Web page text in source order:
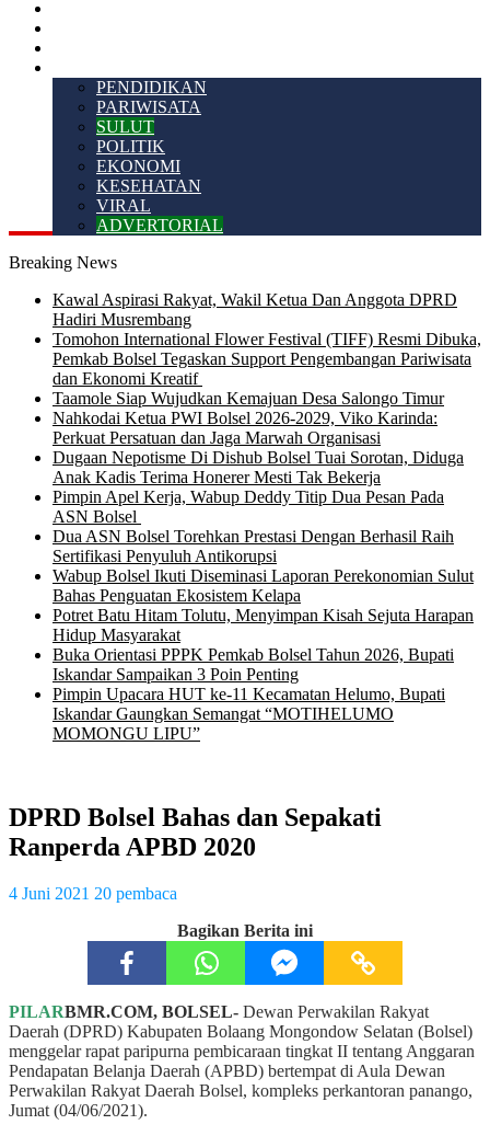
PENDIDIKAN
PARIWISATA
SULUT
POLITIK
EKONOMI
KESEHATAN
VIRAL
ADVERTORIAL
Breaking News
Kawal Aspirasi Rakyat, Wakil Ketua Dan Anggota DPRD
Hadiri Musrembang
Tomohon International Flower Festival (TIFF) Resmi Dibuka,
Pemkab Bolsel Tegaskan Support Pengembangan Pariwisata
dan Ekonomi Kreatif
Taamole Siap Wujudkan Kemajuan Desa Salongo Timur
Nahkodai Ketua PWI Bolsel 2026-2029, Viko Karinda:
Perkuat Persatuan dan Jaga Marwah Organisasi
Dugaan Nepotisme Di Dishub Bolsel Tuai Sorotan, Diduga
Anak Kadis Terima Honerer Mesti Tak Bekerja
Pimpin Apel Kerja, Wabup Deddy Titip Dua Pesan Pada
ASN Bolsel
Dua ASN Bolsel Torehkan Prestasi Dengan Berhasil Raih
Sertifikasi Penyuluh Antikorupsi
Wabup Bolsel Ikuti Diseminasi Laporan Perekonomian Sulut
Bahas Penguatan Ekosistem Kelapa
Potret Batu Hitam Tolutu, Menyimpan Kisah Sejuta Harapan
Hidup Masyarakat
Buka Orientasi PPPK Pemkab Bolsel Tahun 2026, Bupati
Iskandar Sampaikan 3 Poin Penting
Pimpin Upacara HUT ke-11 Kecamatan Helumo, Bupati
Iskandar Gaungkan Semangat “MOTIHELUMO
MOMONGU LIPU”
DPRD Bolsel Bahas dan Sepakati
Ranperda APBD 2020
4 Juni 2021 20 pembaca
Bagikan Berita ini
PILARBMR.COM, BOLSEL- Dewan Perwakilan Rakyat
Daerah (DPRD) Kabupaten Bolaang Mongondow Selatan (Bolsel)
menggelar rapat paripurna pembicaraan tingkat II tentang Anggaran
Pendapatan Belanja Daerah (APBD) bertempat di Aula Dewan
Perwakilan Rakyat Daerah Bolsel, kompleks perkantoran panango,
Jumat (04/06/2021).